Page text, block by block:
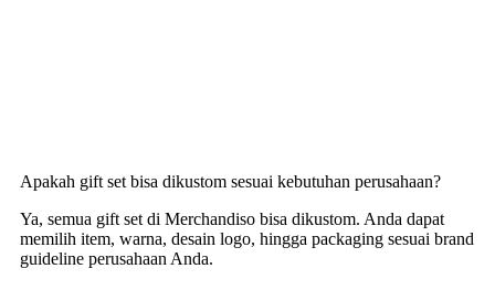
Apakah gift set bisa dikustom sesuai kebutuhan perusahaan?
Ya, semua gift set di Merchandiso bisa dikustom. Anda dapat
memilih item, warna, desain logo, hingga packaging sesuai brand
guideline perusahaan Anda.